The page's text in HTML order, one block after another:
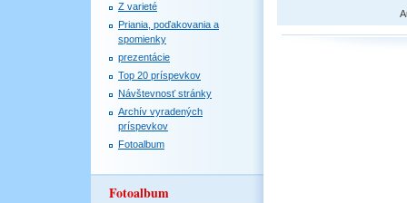
Z varieté
Priania, poďakovania a
spomienky
prezentácie
Top 20 príspevkov
Návštevnosť stránky
Archív vyradených
príspevkov
Fotoalbum
Fotoalbum